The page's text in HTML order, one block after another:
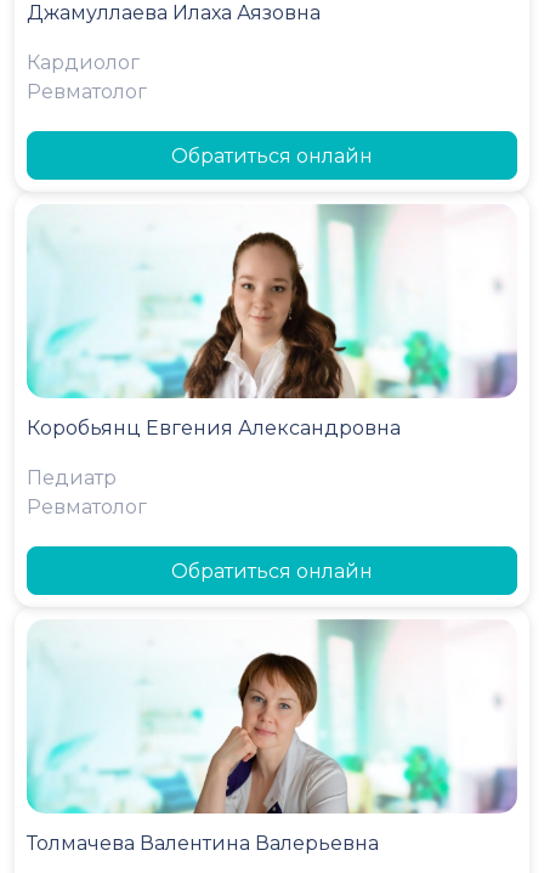
Джамуллаева Илаха Аязовна
Кардиолог
Ревматолог
Обратиться онлайн
Коробьянц Евгения Александровна
Педиатр
Ревматолог
Обратиться онлайн
Толмачева Валентина Валерьевна